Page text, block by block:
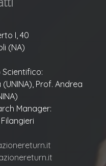
I, 40
(NA)
Prof. Andrea
Manager: